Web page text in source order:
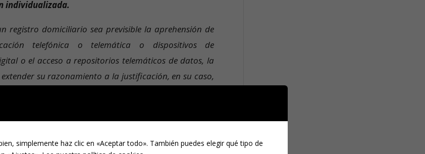
individualizada.
registro domiciliario sea previsible la aprehensión de
telefónica o telemática o dispositivos de
o el acceso a repositorios telemáticos de datos, la
su razonamiento a la justificación, en su caso,
agentes facultados a la información contenida en tales
dispositivos a los que se refiere el apartado anterior,
de registro domiciliario, no legitima el acceso a su
simplemente haz clic en «Aceptar todo». También puedes elegir qué tipo de